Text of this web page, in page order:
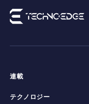
連載
テクノロジー